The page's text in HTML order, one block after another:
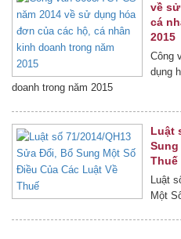
về
cá
2015
Công
dụng
doanh trong năm 2015
Luật
Sung
Thuế
Luật
Một